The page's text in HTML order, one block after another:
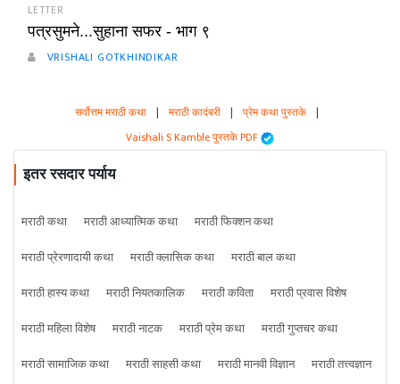
LETTER
पत्रसुमने...सुहाना सफर - भाग ९
VRISHALI GOTKHINDIKAR
सर्वोत्तम मराठी कथा | मराठी कादंबरी | प्रेम कथा पुस्तके |
Vaishali S Kamble पुस्तके PDF
इतर रसदार पर्याय
मराठी कथा मराठी आध्यात्मिक कथा
मराठी फिक्शन कथा
मराठी प्रेरणादायी कथा
मराठी क्लासिक कथा
मराठी बाल कथा
मराठी हास्य कथा
मराठी नियतकालिक मराठी कविता
मराठी प्रवास विशेष
मराठी महिला विशेष
मराठी नाटक मराठी प्रेम कथा
मराठी गुप्तचर कथा
मराठी सामाजिक कथा
मराठी साहसी कथा मराठी मानवी विज्ञान
मराठी तत्त्वज्ञान